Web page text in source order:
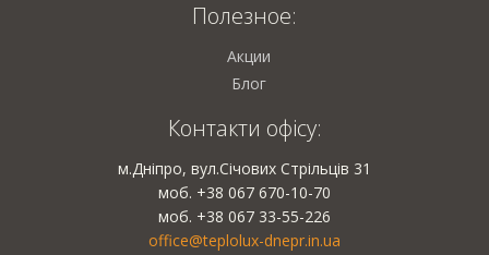
Полезное:
Акции
Блог
Контакти офісу:
м.Дніпро, вул.Січових Стрільців 31
моб. +38 067 670-10-70
моб. +38 067 33-55-226
office@teplolux-dnepr.in.ua